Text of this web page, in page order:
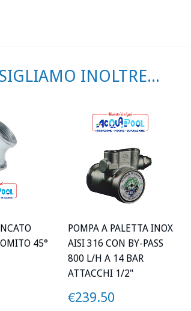
INOLTRE...
45°
POMPA A PALETTA INOX
AISI 316 CON BY-PASS
800 L/H A 14 BAR
ATTACCHI 1/2"
PREZZO
€239.50